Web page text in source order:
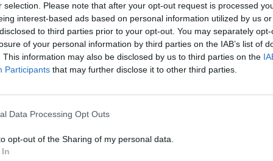
selection. Please note that after your opt-out request is processed
interest-based ads based on personal information utilized by us
to third parties prior to your opt-out. You may separately
of your personal information by third parties on the IAB’s list of
This information may also be disclosed by us to third parties on the
Participants that may further disclose it to other third parties.
Data Processing Opt Outs
opt-out of the Sharing of my personal data.